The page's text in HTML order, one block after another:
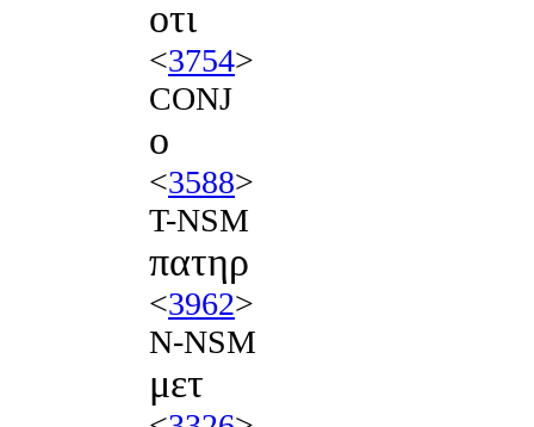
οτι
<3754>
CONJ
ο
<3588>
T-NSM
πατηρ
<3962>
N-NSM
μετ